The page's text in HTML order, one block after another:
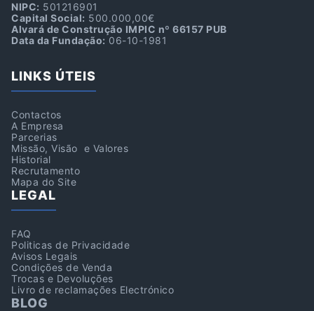
NIPC: 501216901
Capital Social: 500.000,00€
Alvará de Construção IMPIC nº 66157 PUB
Data da Fundação: 06-10-1981
LINKS ÚTEIS
Contactos
A Empresa
Parcerias
Missão, Visão e Valores
Historial
Recrutamento
Mapa do Site
LEGAL
FAQ
Politicas de Privacidade
Avisos Legais
Condições de Venda
Trocas e Devoluções
Livro de reclamações Electrónico
BLOG